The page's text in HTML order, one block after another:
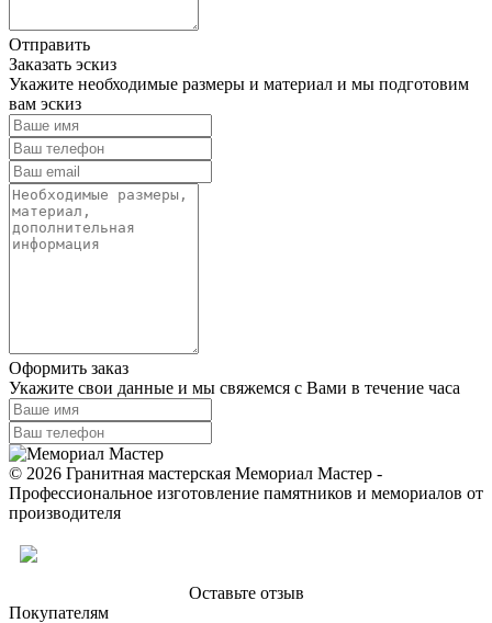
Отправить
Заказать эскиз
Укажите необходимые размеры и материал и мы подготовим
вам эскиз
Оформить заказ
Укажите свои данные и мы свяжемся с Вами в течение часа
© 2026 Гранитная мастерская Мемориал Мастер -
Профессиональное изготовление памятников и мемориалов от
производителя
Оставьте отзыв
Покупателям